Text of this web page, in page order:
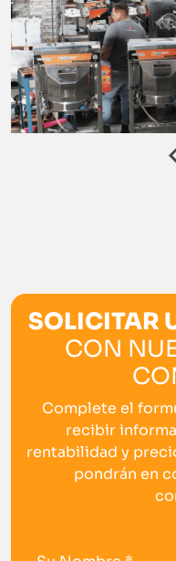
SOLICITAR
CON
Complete el
recibir
rentabilidad y
pondrán en